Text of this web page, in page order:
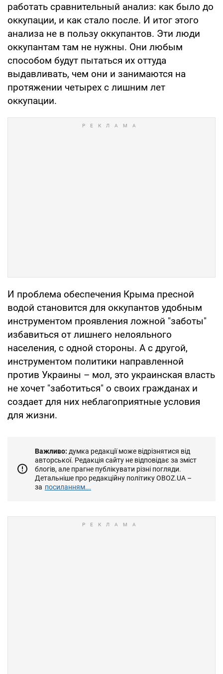
работать сравнительный анализ: как было до
оккупации, и как стало после. И итог этого
анализа не в пользу оккупантов. Эти люди
оккупантам там не нужны. Они любым
способом будут пытаться их оттуда
выдавливать, чем они и занимаются на
протяжении четырех с лишним лет
оккупации.
И проблема обеспечения Крыма пресной
водой становится для оккупантов удобным
инструментом проявления ложной "заботы"
избавиться от лишнего нелояльного
населения, с одной стороны. А с другой,
инструментом политики направленной
против Украины – мол, это украинская власть
не хочет "заботиться" о своих гражданах и
создает для них неблагоприятные условия
для жизни.
Важливо: думка редакції може відрізнятися від
авторської. Редакція сайту не відповідає за зміст
блогів, але прагне публікувати різні погляди.
Детальніше про редакційну політику OBOZ.UA –
за посиланням...